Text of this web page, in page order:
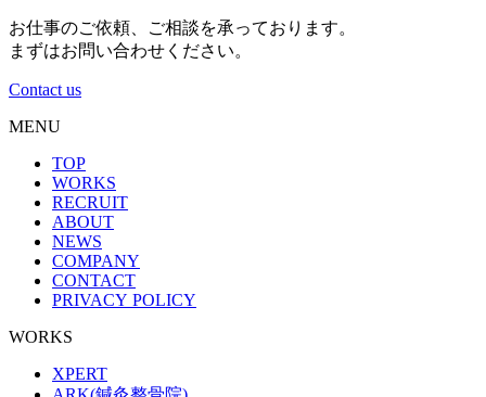
お仕事のご依頼、ご相談を承っております。
まずはお問い合わせください。
Contact us
MENU
TOP
WORKS
RECRUIT
ABOUT
NEWS
COMPANY
CONTACT
PRIVACY POLICY
WORKS
XPERT